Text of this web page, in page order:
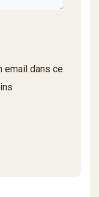
email dans ce